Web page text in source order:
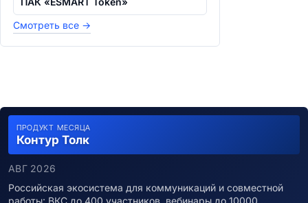
Смотреть все →
ПРОДУКТ МЕСЯЦА
Контур Толк
АВГ 2026
Российская экосистема для коммуникаций и совместной
работы: ВКС до 400 участников, вебинары до 10000…